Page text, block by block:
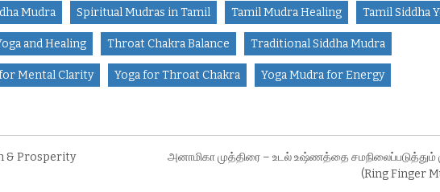
Mudra Spiritual Mudras in Tamil Tamil Mudra Healing Tamil Siddha
and Healing Throat Chakra Balance Traditional Siddha Mudra
Mental Clarity Yoga for Throat Chakra Yoga Mudra for Energy
& Prosperity
அனாமிகா முத்திரை – உடல் உஷ்ணத்தை சமநிலைப்படுத்தும்
(Ring Finger